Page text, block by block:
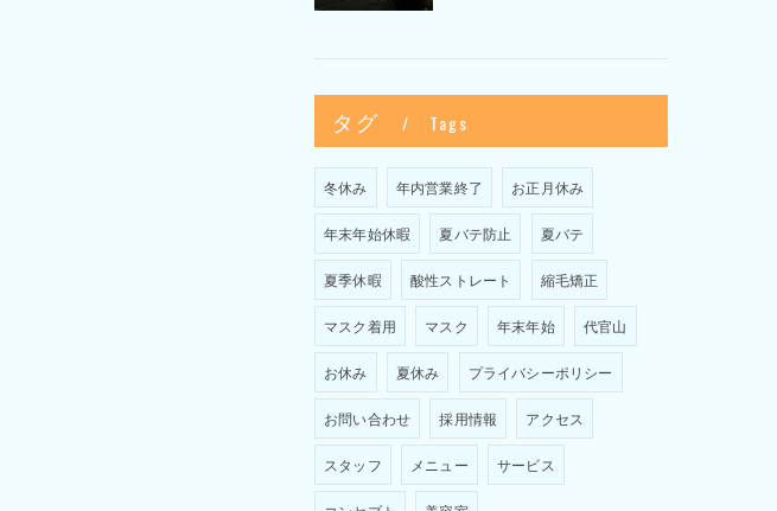
タグ Tags
冬休み 年内営業終了 お正月休み
年末年始休暇 夏バテ防止 夏バテ
夏季休暇 酸性ストレート 縮毛矯正
マスク着用 マスク 年末年始 代官山
お休み 夏休み プライバシーポリシー
お問い合わせ 採用情報 アクセス
スタッフ メニュー サービス